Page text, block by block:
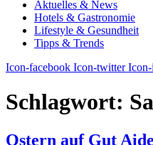
Aktuelles & News
Hotels & Gastronomie
Lifestyle & Gesundheit
Tipps & Trends
Icon-facebook Icon-twitter Icon-
Schlagwort:
Ostern auf Gut